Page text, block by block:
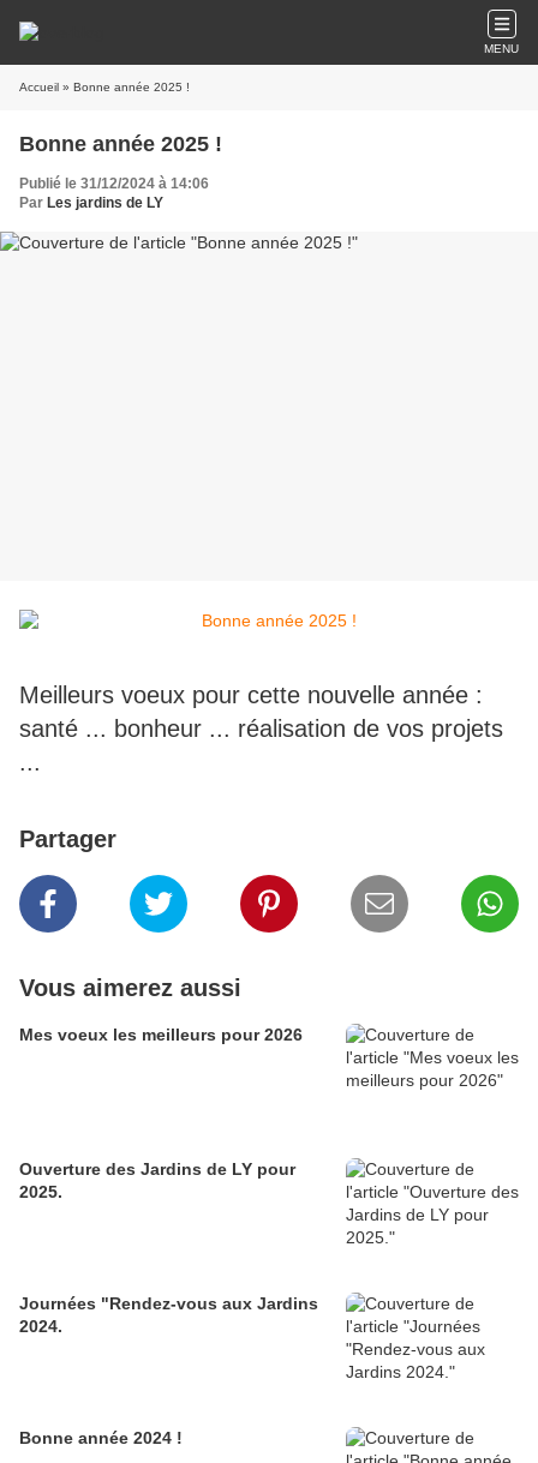
MENU
Accueil » Bonne année 2025 !
Bonne année 2025 !
Publié le 31/12/2024 à 14:06
Par Les jardins de LY
Meilleurs voeux pour cette nouvelle année :
santé ... bonheur ... réalisation de vos projets
...
Partager
Vous aimerez aussi
Mes voeux les meilleurs pour 2026
Ouverture des Jardins de LY pour
2025.
Journées "Rendez-vous aux Jardins
2024.
Bonne année 2024 !